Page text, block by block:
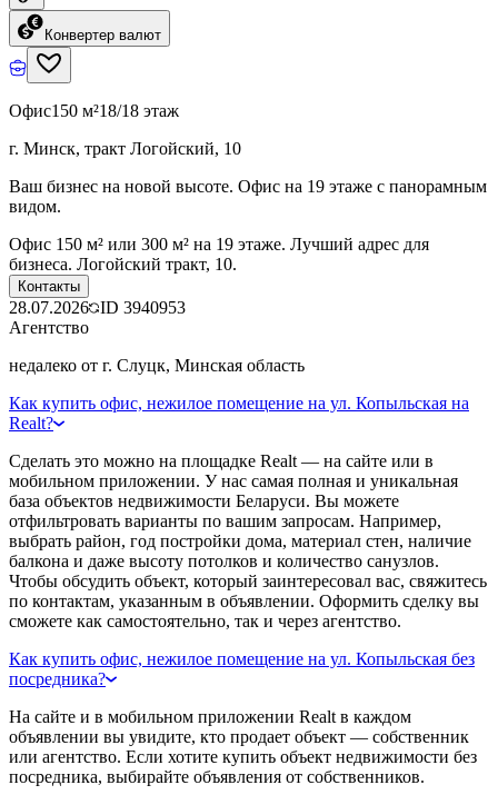
Конвертер валют
Офис150 м²18/18 этаж
г. Минск, тракт Логойский, 10
Ваш бизнес на новой высоте. Офис на 19 этаже с панорамным
видом.
Офис 150 м² или 300 м² на 19 этаже. Лучший адрес для
бизнеса. Логойский тракт, 10.
Контакты
28.07.2026 ID 3940953
Агентство
недалеко от г. Слуцк, Минская область
Как купить офис, нежилое помещение на ул. Копыльская на
Realt?
Сделать это можно на площадке Realt — на сайте или в
мобильном приложении. У нас самая полная и уникальная
база объектов недвижимости Беларуси. Вы можете
отфильтровать варианты по вашим запросам. Например,
выбрать район, год постройки дома, материал стен, наличие
балкона и даже высоту потолков и количество санузлов.
Чтобы обсудить объект, который заинтересовал вас, свяжитесь
по контактам, указанным в объявлении. Оформить сделку вы
сможете как самостоятельно, так и через агентство.
Как купить офис, нежилое помещение на ул. Копыльская без
посредника?
На сайте и в мобильном приложении Realt в каждом
объявлении вы увидите, кто продает объект — собственник
или агентство. Если хотите купить объект недвижимости без
посредника, выбирайте объявления от собственников.